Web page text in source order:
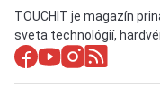
TOUCHIT je magazín
sveta technológií,